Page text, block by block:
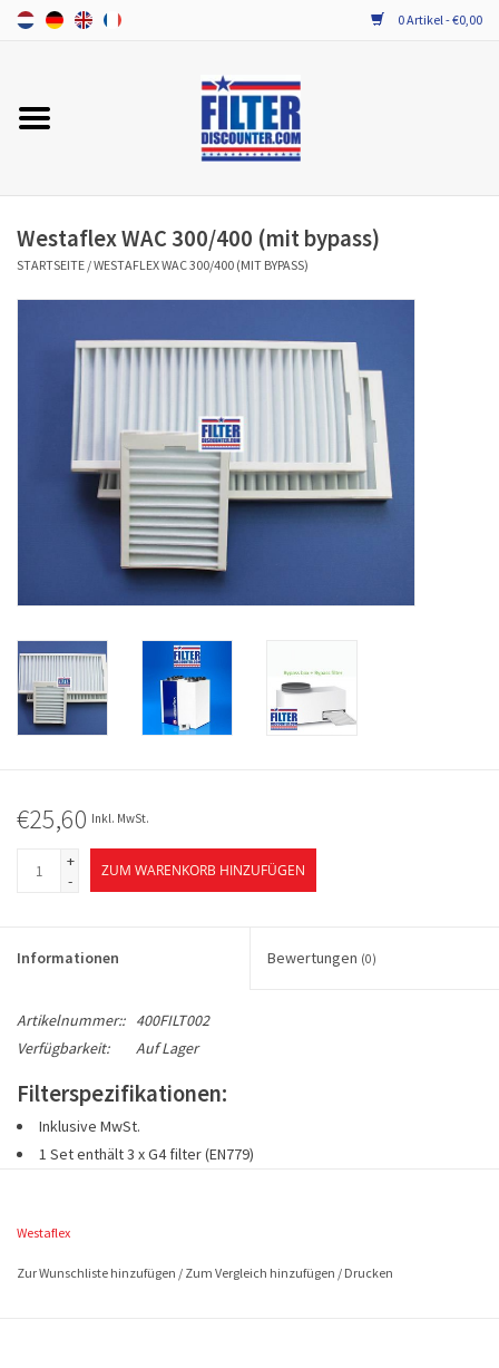
0 Artikel - €0,00
Startseite
PROBIOTIKA WARTUNG
Westaflex WAC 300/400 (mit bypass)
STARTSEITE /WESTAFLEX WAC 300/400 (MIT BYPASS)
€25,60 Inkl. MwSt.
+
-
ZUM WARENKORB HINZUFÜGEN
Informationen Bewertungen (0)
Artikelnummer::
400FILT002
Verfügbarkeit:
Auf Lager
Filterspezifikationen:
Inklusive MwSt.
1 Set enthält 3 x G4 filter (EN779)
1 filter à ca. 175x125 mm (L x B)
Westaflex
Zur Wunschliste hinzufügen / Zum Vergleich hinzufügen / Drucken